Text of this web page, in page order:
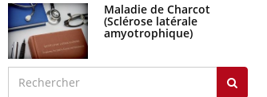
Maladie de Charcot
(Sclérose latérale
amyotrophique)